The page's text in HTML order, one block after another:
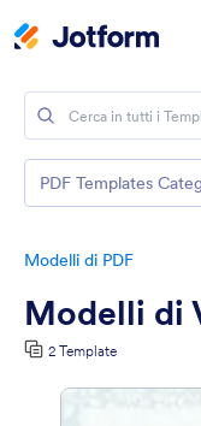
Modelli di PDF
Modelli di
2 Template
PDF Templates